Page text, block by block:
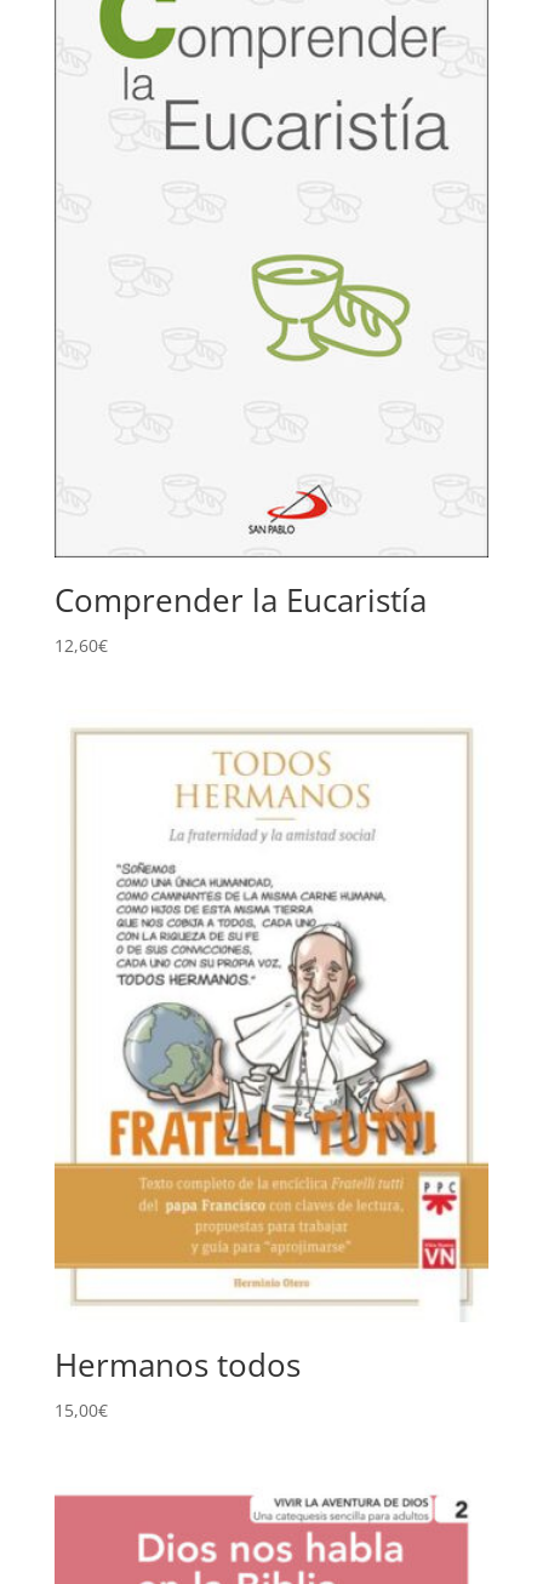
Comprender la Eucaristía
12,60€
Hermanos todos
15,00€